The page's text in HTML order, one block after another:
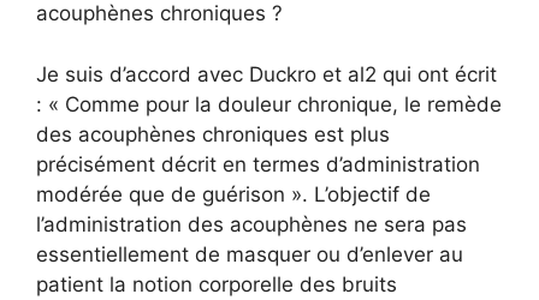
acouphènes chroniques ?
Je suis d’accord avec Duckro et al2 qui ont écrit
: « Comme pour la douleur chronique, le remède
des acouphènes chroniques est plus
précisément décrit en termes d’administration
modérée que de guérison ». L’objectif de
l’administration des acouphènes ne sera pas
essentiellement de masquer ou d’enlever au
patient la notion corporelle des bruits